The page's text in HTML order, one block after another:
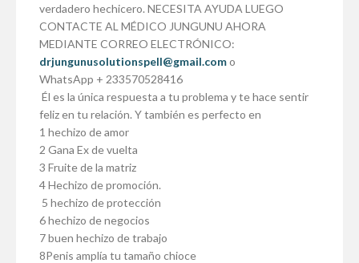
verdadero hechicero. NECESITA AYUDA LUEGO
CONTACTE AL MÉDICO JUNGUNU AHORA
MEDIANTE CORREO ELECTRÓNICO:
drjungunusolutionspell@gmail.como
WhatsApp + 233570528416
Él es la única respuesta a tu problema y te hace sentir
feliz en tu relación. Y también es perfecto en
1 hechizo de amor
2 Gana Ex de vuelta
3 Fruite de la matriz
4 Hechizo de promoción.
5 hechizo de protección
6 hechizo de negocios
7 buen hechizo de trabajo
8Penis amplía tu tamaño chioce